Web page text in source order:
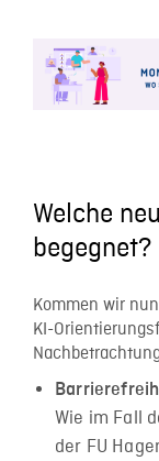
Welche
begegnet?
Kommen wir
KI-
Wie im Fall
der FU